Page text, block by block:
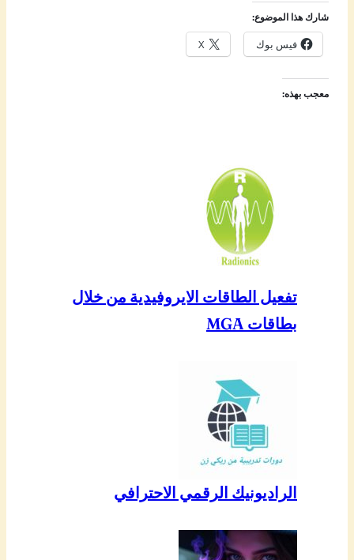
شارك هذا الموضوع:
فيس بوك X
معجب بهذه:
تفعيل الطاقات الايروفيدية من خلال
بطاقات MGA
الراديونيك الرقمي الاحترافي